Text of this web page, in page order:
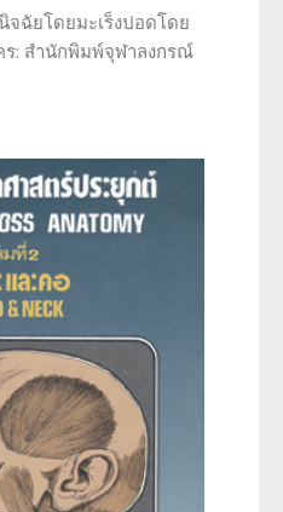
จฉัยโดยมะเร็งปอดโดย
ร: สำนักพิมพ์จุฬาลงกรณ์